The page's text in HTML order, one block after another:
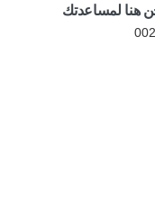
هنا لمساعدتك